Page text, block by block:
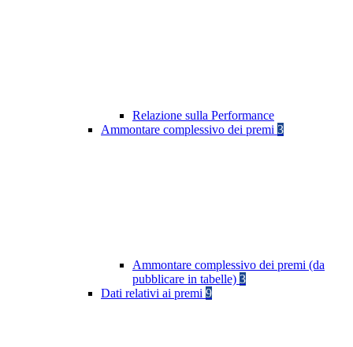
Relazione sulla Performance
Ammontare complessivo dei premi 3
Ammontare complessivo dei premi (da
pubblicare in tabelle) 3
Dati relativi ai premi 9